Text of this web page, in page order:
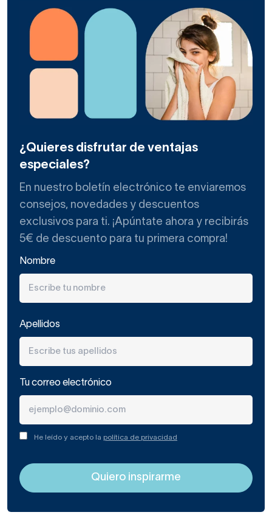
¿Quieres disfrutar de ventajas
especiales?
En nuestro boletín electrónico te enviaremos
consejos, novedades y descuentos
exclusivos para ti. ¡Apúntate ahora y recibirás
5€ de descuento para tu primera compra!
Nombre
Apellidos
Tu correo electrónico
He leído y acepto la política de privacidad